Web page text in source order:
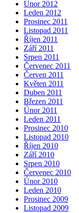
Únor 2012
Leden 2012
Prosinec 2011
Listopad 2011
Říjen 2011
Září 2011
Srpen 2011
Červenec 2011
Červen 2011
Květen 2011
Duben 2011
Březen 2011
Únor 2011
Leden 2011
Prosinec 2010
Listopad 2010
Říjen 2010
Září 2010
Srpen 2010
Červenec 2010
Únor 2010
Leden 2010
Prosinec 2009
Listopad 2009